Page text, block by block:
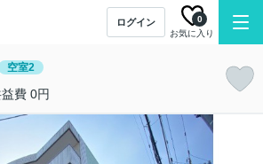
ログイン
お気に入り
0
空室2
費 0円